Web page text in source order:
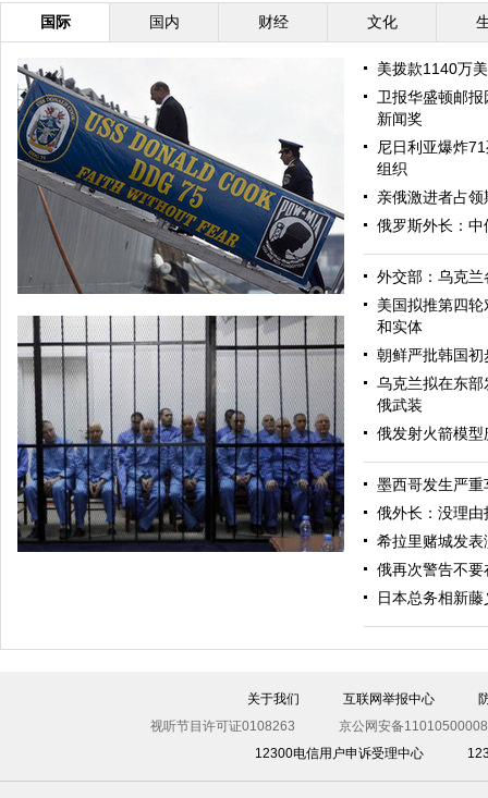
国际 国内 财经 文化
美军导弹驱逐舰抵达黑海旨在威慑俄罗斯
利比亚法庭开审卡扎菲政权高官
美拨款1140万
卫报华盛顿邮
新闻奖
尼日利亚爆炸
组织
亲俄激进者占
俄罗斯外长：
外交部：乌克
美国拟推第四
和实体
朝鲜严批韩国
乌克兰拟在东
俄武装
俄发射火箭模
墨西哥发生严
俄外长：没理
希拉里赌城发
俄再次警告不
日本总务相新
关于我们 互联网举报中心
视听节目许可证0108263
京公网安备
12300电信用户申诉受理中心